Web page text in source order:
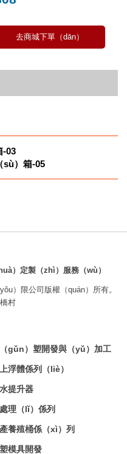
去商城下單（dān）
-03
sù）箱-05
）定製（zhì）服務（wù）
）限公司版權（quán）所有。
村
gǔn）塑開發與（yǔ）加工
浮體係列（liè）
提升器
理（lǐ）係列
養殖桶係（xì）列
模具開發